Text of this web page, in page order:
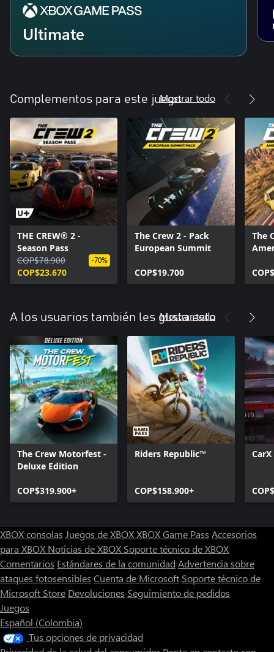
Ultimate
Complementos para este juegoMostrar todo
THE CREW® 2 -
Season Pass
COP$78.900
COP$23.670
-70%
The Crew 2 - Pack
European Summit
COP$19.700
The
A los usuarios también les gusta esto
Mostrar todo
The Crew Motorfest -
Deluxe Edition
COP$319.900+
Riders Republic™
COP$158.900+
XBOX consolas Juegos de XBOXXBOX Game Pass Accesorios
para XBOX Noticias de XBOX Soporte técnico de XBOX
Comentarios Estándares de la comunidad Advertencia sobre
ataques fotosensibles Cuenta de Microsoft Soporte técnico de
Microsoft Store Devoluciones Seguimiento de pedidos
Juegos
Español (Colombia)
Tus opciones de privacidad